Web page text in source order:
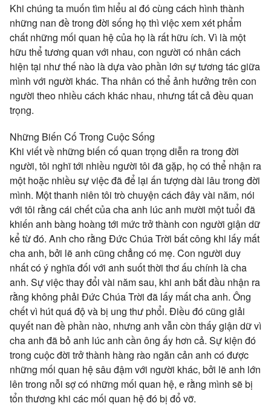
Khi chúng ta muốn tìm hiểu ai đó cùng cách hình thành
những nan đề trong đời sống họ thì việc xem xét phẩm
chất những mối quan hệ của họ là rất hữu ích. Vì là một
hữu thể tương quan với nhau, con người có nhân cách
hiện tại như thế nào là dựa vào phần lớn sự tương tác giữa
mình với người khác. Tha nhân có thể ảnh hưởng trên con
người theo nhiều cách khác nhau, nhưng tất cả đều quan
trọng.
Những Biến Cố Trong Cuộc Sống
Khi viết về những biến cố quan trọng diễn ra trong đời
người, tôi nghĩ tới nhiều người tôi đã gặp, họ có thể nhận ra
một hoặc nhiều sự việc đã để lại ấn tượng dài lâu trong đời
mình. Một thanh niên tôi trò chuyện cách đây vài năm, nói
với tôi rằng cái chết của cha anh lúc anh mười một tuổi đã
khiến anh bàng hoàng tới mức trở thành con người giận dữ
kể từ đó. Anh cho rằng Đức Chúa Trời bất công khi lấy mất
cha anh, bởi lẽ anh cũng chẳng có mẹ. Con người duy
nhất có ý nghĩa đối với anh suốt thời thơ ấu chính là cha
anh. Sự việc thay đổi vài năm sau, khi anh bắt đầu nhận ra
rằng không phải Đức Chúa Trời đã lấy mất cha anh. Ông
chết vì hút quá độ và bị ung thư phổi. Điều đó cũng giải
quyết nan đề phần nào, nhưng anh vẫn còn thấy giận dữ vì
cha anh đã bỏ anh lúc anh cần ông ấy hơn cả. Sự kiện đó
trong cuộc đời trở thành hàng rào ngăn cản anh có được
những mối quan hệ sâu đậm với người khác, bởi lẽ anh lớn
lên trong nỗi sợ có những mối quan hệ, e rằng mình sẽ bị
tổn thương khi các mối quan hệ đó bị đổ vỡ.